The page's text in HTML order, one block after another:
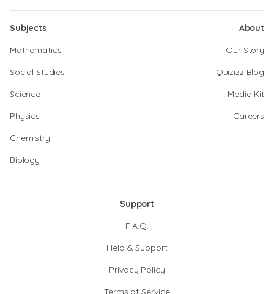
Subjects
Mathematics
Social Studies
Science
Physics
Chemistry
Biology
About
Our Story
Quizizz Blog
Media Kit
Careers
Support
F.A.Q.
Help & Support
Privacy Policy
Terms of Service